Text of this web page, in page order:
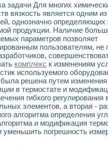
задачи Для многих
вязкость является одним
однозначно определяющих
продукции. Наличие
параметров позволяет
пользователям, не
комплекс к изменениям
используемого
решена путем
в термостате и
гибкого
элементов, а вторая -
алгоритма определения
и модификация
уменьшить погрешность